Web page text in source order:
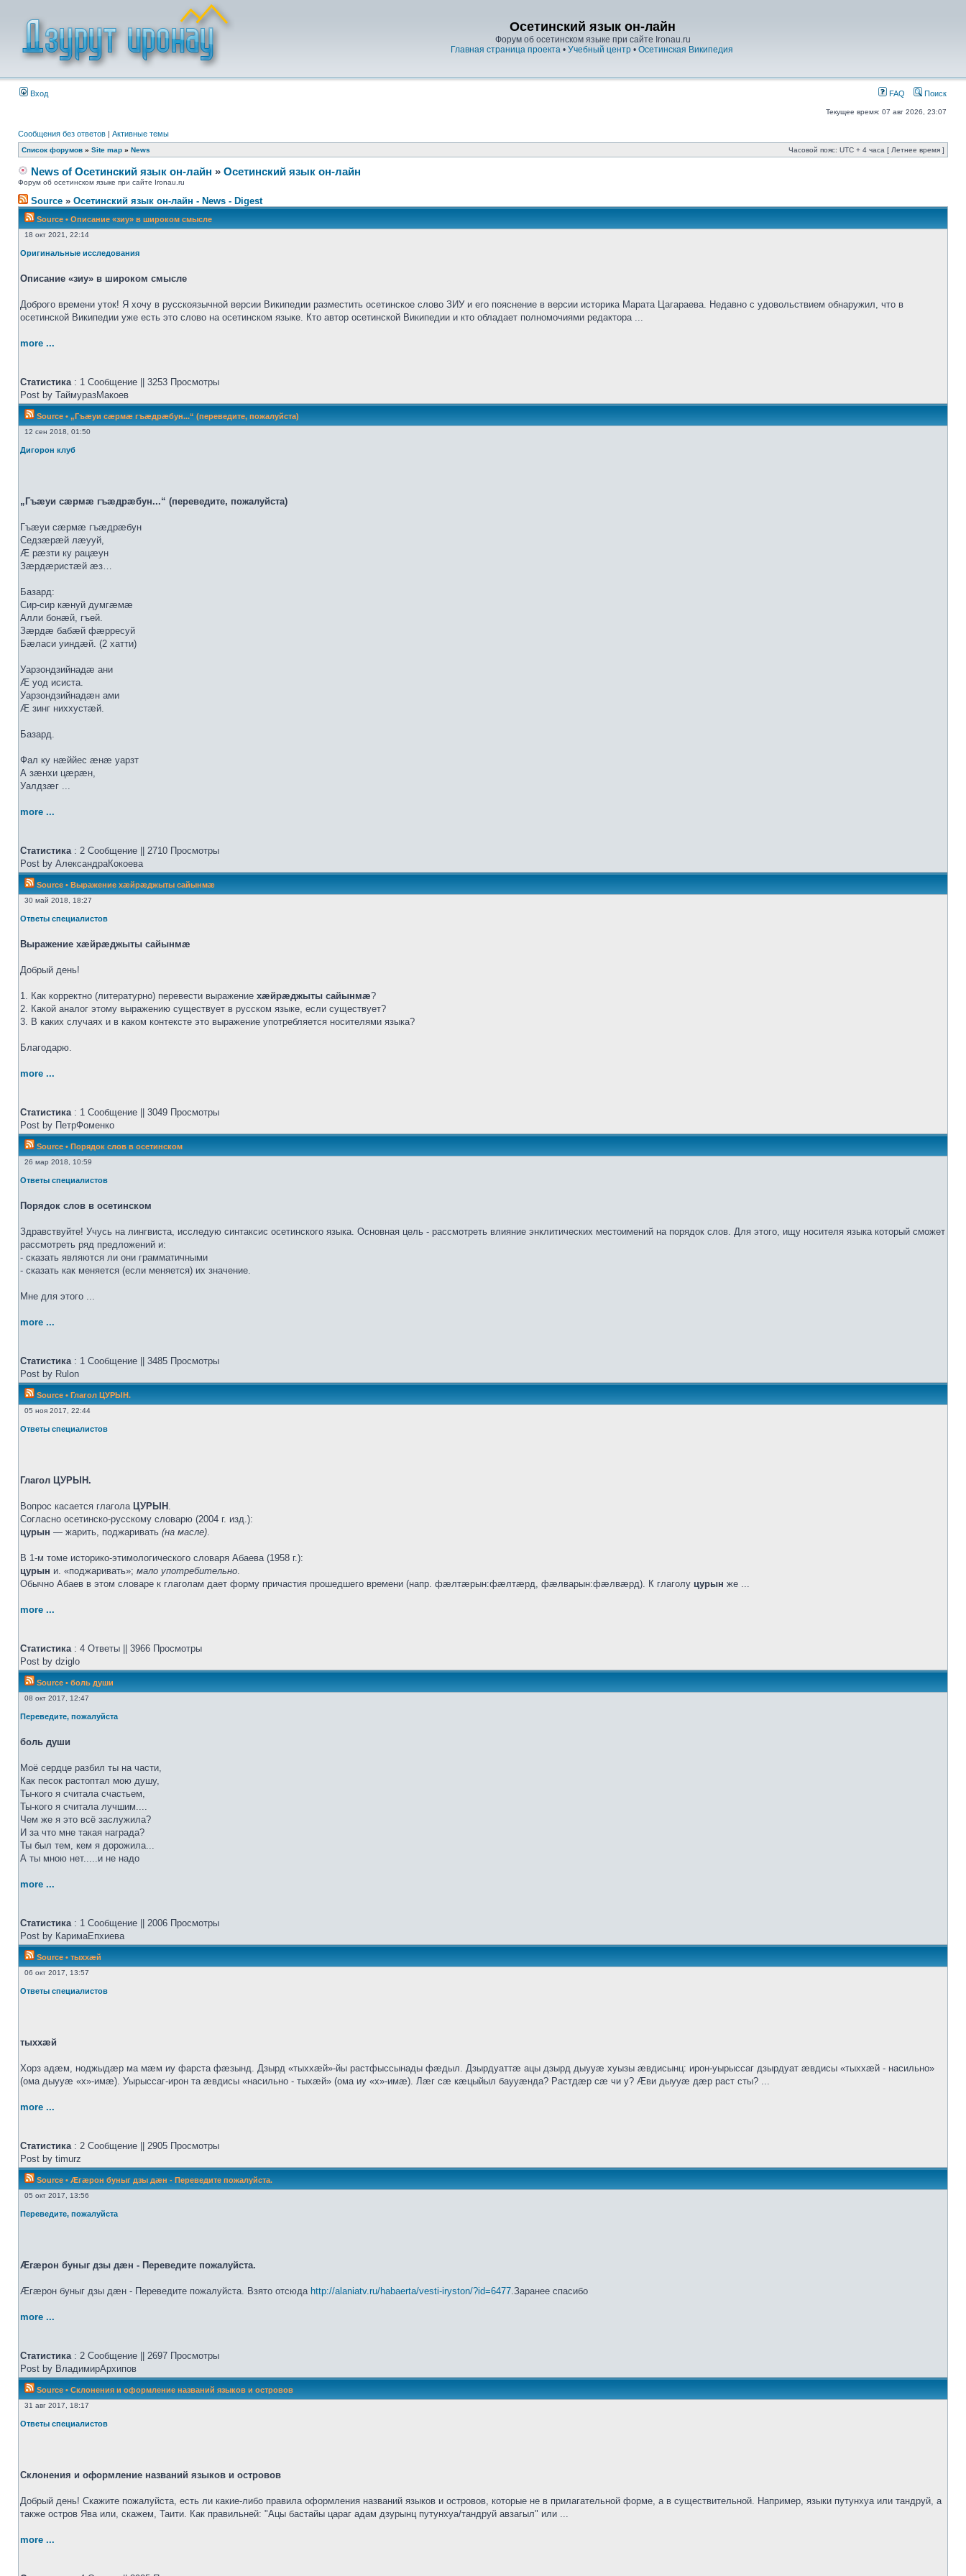
Осетинский язык он-лайн
Форум об осетинском языке при сайте Ironau.ru
Главная страница проекта • Учебный центр • Осетинская Википедия
Вход FAQ Поиск
Текущее время: 07 авг 2026, 23:07
Сообщения без ответов | Активные темы
Список форумов » Site map » News Часовой пояс: UTC + 4 часа [ Летнее время ]
News of Осетинский язык он-лайн » Осетинский язык он-лайн
Форум об осетинском языке при сайте Ironau.ru
Source » Осетинский язык он-лайн - News - Digest
Source • Описание «зиу» в широком смысле
18 окт 2021, 22:14
Оригинальные исследования
Описание «зиу» в широком смысле
Доброго времени уток! Я хочу в русскоязычной версии Википедии разместить осетинское слово ЗИУ и его пояснение в версии историка Марата Цагараева. Недавно с удовольствием обнаружил, что в
осетинской Википедии уже есть это слово на осетинском языке. Кто автор осетинской Википедии и кто обладает полномочиями редактора ...
more ...
Статистика: 1 Сообщение || 3253 Просмотры
Post by ТаймуразМакоев
Source • „Гъæуи сæрмæ гъæдрæбун...“ (переведите, пожалуйста)
12 сен 2018, 01:50
Дигорон клуб
„Гъæуи сæрмæ гъæдрæбун...“ (переведите, пожалуйста)
Гъæуи сæрмæ гъæдрæбун
Седзæрæй лæууй,
Æ рæзти ку рацæун
Зæрдæристæй æз…
Базард:
Сир-сир кæнуй думгæмæ
Алли бонæй, гъей.
Зæрдæ бабæй фæрресуй
Бæласи уиндæй. (2 хатти)
Уарзондзийнадæ ани
Æ уод исиста.
Уарзондзийнадæн ами
Æ зинг ниххустæй.
Базард.
Фал ку нæййес æнæ уарзт
А зæнхи цæрæн,
Уалдзæг ...
more ...
Статистика: 2 Сообщение || 2710 Просмотры
Post by АлександраКокоева
Source • Выражение хæйрæджыты сайынмæ
30 май 2018, 18:27
Ответы специалистов
Выражение хæйрæджыты сайынмæ
Добрый день!
1. Как корректно (литературно) перевести выражение хæйрæджыты сайынмæ?
2. Какой аналог этому выражению существует в русском языке, если существует?
3. В каких случаях и в каком контексте это выражение употребляется носителями языка?
Благодарю.
more ...
Статистика: 1 Сообщение || 3049 Просмотры
Post by ПетрФоменко
Source • Порядок слов в осетинском
26 мар 2018, 10:59
Ответы специалистов
Порядок слов в осетинском
Здравствуйте! Учусь на лингвиста, исследую синтаксис осетинского языка. Основная цель - рассмотреть влияние энклитических местоимений на порядок слов. Для этого, ищу носителя языка который сможет
рассмотреть ряд предложений и:
- сказать являются ли они грамматичными
- сказать как меняется (если меняется) их значение.
Мне для этого ...
more ...
Статистика: 1 Сообщение || 3485 Просмотры
Post by Rulon
Source • Глагол ЦУРЫН.
05 ноя 2017, 22:44
Ответы специалистов
Глагол ЦУРЫН.
Вопрос касается глагола ЦУРЫН .
Согласно осетинско-русскому словарю (2004 г. изд.):
цурын — жарить, поджаривать (на масле).
В 1-м томе историко-этимологического словаря Абаева (1958 г.):
цурын и. «поджаривать»; мало употребительно.
Обычно Абаев в этом словаре к глаголам дает форму причастия прошедшего времени (напр. фæлтæрын:фæлтæрд, фæлварын:фæлвæрд). К глаголу цурын же ...
more ...
Статистика: 4 Ответы || 3966 Просмотры
Post by dziglo
Source • боль души
08 окт 2017, 12:47
Переведите, пожалуйста
боль души
Моё сердце разбил ты на части,
Как песок растоптал мою душу,
Ты-кого я считала счастьем,
Ты-кого я считала лучшим....
Чем же я это всё заслужила?
И за что мне такая награда?
Ты был тем, кем я дорожила...
А ты мною нет.....и не надо
more ...
Статистика: 1 Сообщение || 2006 Просмотры
Post by КаримаЕпхиева
Source • тыххӕй
06 окт 2017, 13:57
Ответы специалистов
тыххӕй
Хорз адӕм, ноджыдӕр ма мӕм иу фарста фӕзынд. Дзырд «тыххӕй»-йы растфыссынады фӕдыл. Дзырдуаттӕ ацы дзырд дыууӕ хуызы ӕвдисынц: ирон-уырыссаг дзырдуат ӕвдисы «тыххӕй - насильно»
(ома дыууӕ «х»-имӕ). Уырыссаг-ирон та ӕвдисы «насильно - тыхӕй» (ома иу «х»-имӕ). Лӕг сӕ кӕцыйыл баууӕнда? Растдӕр сӕ чи у? Ӕви дыууӕ дӕр раст сты? ...
more ...
Статистика: 2 Сообщение || 2905 Просмотры
Post by timurz
Source • Æгæрон буныг дзы дæн - Переведите пожалуйста.
05 окт 2017, 13:56
Переведите, пожалуйста
Æгæрон буныг дзы дæн - Переведите пожалуйста.
Æгæрон буныг дзы дæн - Переведите пожалуйста. Взято отсюда http://alaniatv.ru/habaerta/vesti-iryston/?id=6477.Заранее спасибо
more ...
Статистика: 2 Сообщение || 2697 Просмотры
Post by ВладимирАрхипов
Source • Склонения и оформление названий языков и островов
31 авг 2017, 18:17
Ответы специалистов
Склонения и оформление названий языков и островов
Добрый день! Скажите пожалуйста, есть ли какие-либо правила оформления названий языков и островов, которые не в прилагательной форме, а в существительной. Например, языки путунхуа или тандруй, а
также остров Ява или, скажем, Таити. Как правильней: "Ацы бастайы цараг адам дзурынц путунхуа/тандруй авзагыл" или ...
more ...